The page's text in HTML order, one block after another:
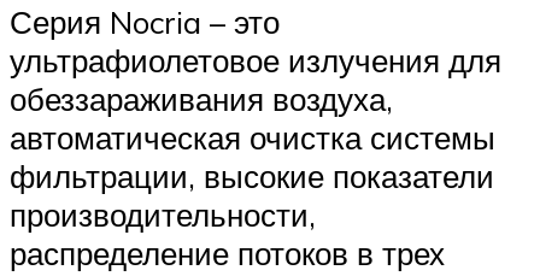
Серия Nocria – это
ультрафиолетовое излучения для
обеззараживания воздуха,
автоматическая очистка системы
фильтрации, высокие показатели
производительности,
распределение потоков в трех